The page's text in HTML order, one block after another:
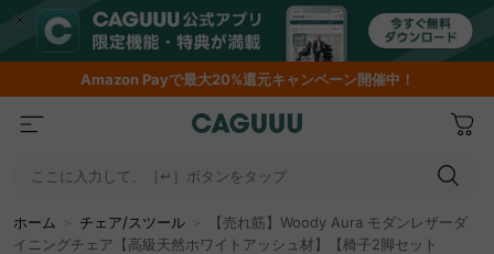
AmazonPayで最大20%還元キャンペーン開催中！
ここに入力して、［↵］ボタンをタップ
ホーム チェア/スツール
【売れ筋】Woody Aura モダンレザーダ
イニングチェア【高級天然ホワイトアッシュ材】【椅子2脚セット